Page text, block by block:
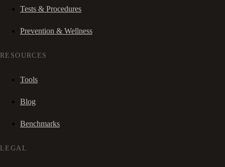
Tests & Procedures
Prevention & Wellness
RESOURCES
Tools
Blog
Benchmarks
LEGAL